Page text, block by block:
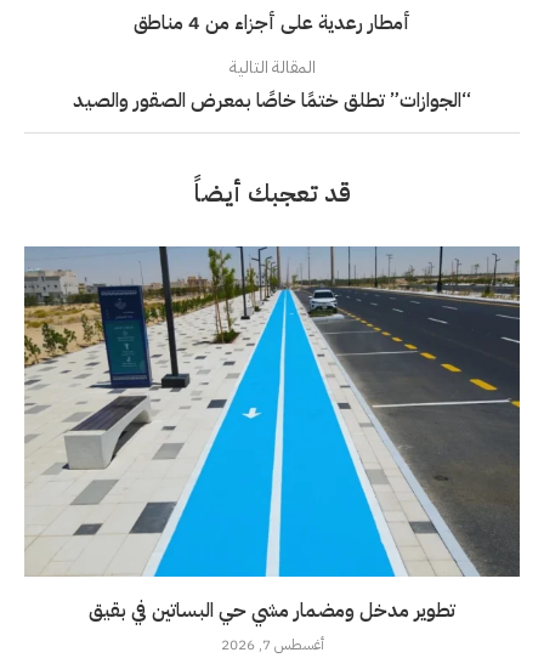
أمطار رعدية على أجزاء من 4 مناطق
المقالة التالية
“الجوازات” تطلق ختمًا خاصًا بمعرض الصقور والصيد
قد تعجبك أيضاً
تطوير مدخل ومضمار مشي حي البساتين في بقيق
أغسطس 7, 2026